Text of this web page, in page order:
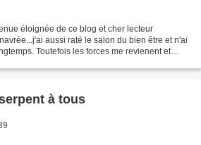
éloignée de ce blog et cher lecteur
aussi raté le salon du bien être et n'ai
Toutefois les forces me revienent et
à tous